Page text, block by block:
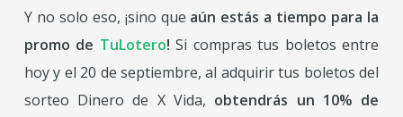
Y no solo eso, ¡sino que aún estás a tiempo para la
promo de TuLotero! Si compras tus boletos entre
hoy y el 20 de septiembre, al adquirir tus boletos del
sorteo Dinero de X Vida, obtendrás un 10% de